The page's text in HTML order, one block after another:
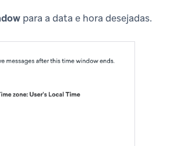
para a data e hora desejadas.